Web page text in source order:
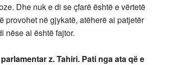
Dhe nuk e di se çfarë është e vërtetë
provohet në gjykatë, atëherë ai patjetër
nëse ai është fajtor.
z. Tahiri. Pati nga ata që e